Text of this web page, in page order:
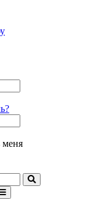
меня